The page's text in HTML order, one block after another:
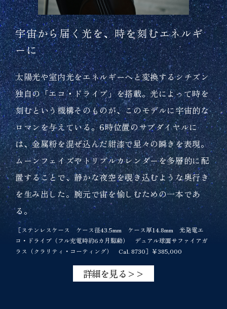
宇宙から届く光を、時を刻むエネルギ
ーに
太陽光や室内光をエネルギーへと変換するシチズン
独自の「エコ・ドライブ」を搭載。光によって時を
刻むという機構そのものが、このモデルに宇宙的な
ロマンを与えている。6時位置のサブダイヤルに
は、金属粉を混ぜ込んだ紺漆で星々の瞬きを表現。
ムーンフェイズやトリプルカレンダーを多層的に配
置することで、静かな夜空を覗き込むような奥行き
を生み出した。腕元で宙を愉しむための一本であ
る。
［ステンレスケース ケース径43.5mm ケース厚14.8mm 光発電エ
コ・ドライブ（フル充電時約6カ月駆動） デュアル球面サファイアガ
ラス（クラリティ・コーティング） Cal. 8730］￥385,000
詳細を見る>>